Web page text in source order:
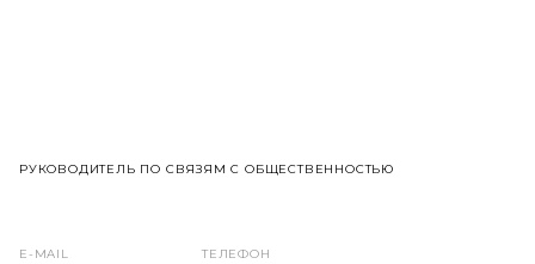
РУКОВОДИТЕЛЬ ПО СВЯЗЯМ С ОБЩЕСТВЕННОСТЬЮ
E-MAIL ТЕЛЕФОН